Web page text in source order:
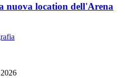
nuova location dell'Arena